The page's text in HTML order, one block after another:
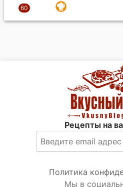
Рецепты на
Политика
Мы в